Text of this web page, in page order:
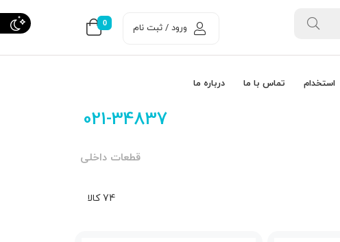
0 ورود / ثبت نام
استخدام تماس با ما درباره ما
021-34837
قطعات داخلی
74 کالا